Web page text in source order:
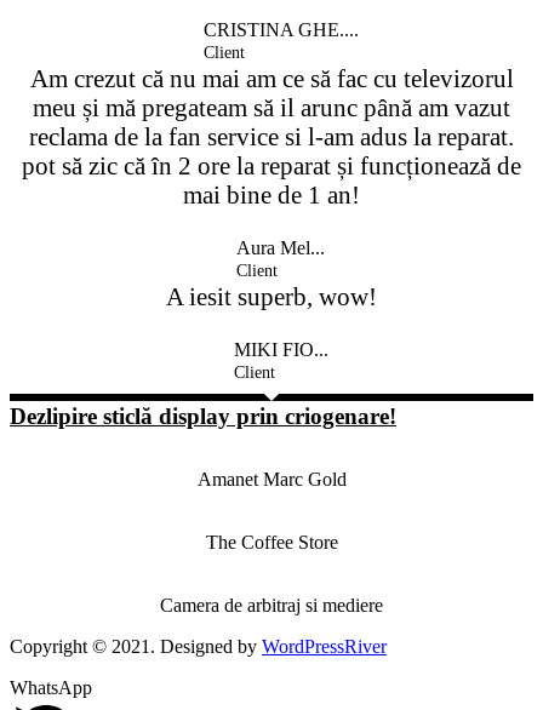
CRISTINA GHE....
Client
Am crezut că nu mai am ce să fac cu televizorul
meu și mă pregateam să il arunc până am vazut
reclama de la fan service si l-am adus la reparat.
pot să zic că în 2 ore la reparat și funcționează de
mai bine de 1 an!
Aura Mel...
Client
A iesit superb, wow!
MIKI FIO...
Client
Dezlipire sticlă display prin criogenare!
Amanet Marc Gold
The Coffee Store
Camera de arbitraj si mediere
Copyright © 2021. Designed by WordPressRiver
WhatsApp